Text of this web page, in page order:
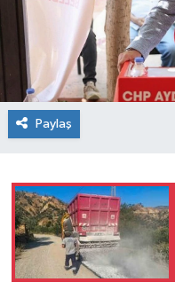
Paylaş